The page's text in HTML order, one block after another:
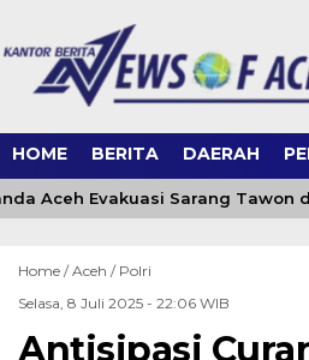
HOME BERITA DAERAH
Aceh Evakuasi Sarang Tawon
Home /Aceh / Polri
Selasa, 8 Juli 2025 - 22:06 WIB
Antisipasi